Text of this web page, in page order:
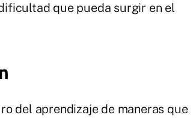
que pueda surgir en el
del aprendizaje de maneras que